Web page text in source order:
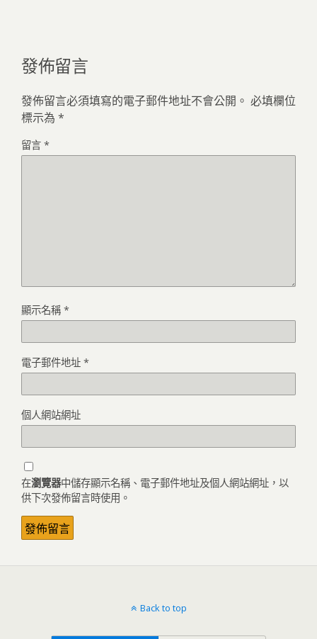
發佈留言
發佈留言必須填寫的電子郵件地址不會公開。 必填欄位
標示為 *
留言 *
顯示名稱 *
電子郵件地址 *
個人網站網址
在瀏覽器中儲存顯示名稱、電子郵件地址及個人網站網址，以
供下次發佈留言時使用。
Back to top